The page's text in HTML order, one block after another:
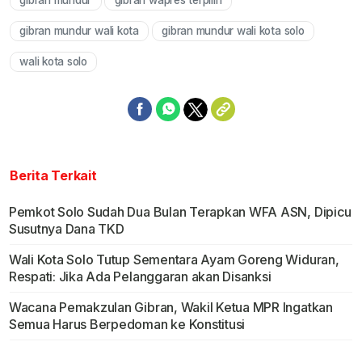
gibran mundur wali kota gibran mundur wali kota solo
wali kota solo
Berita Terkait
Pemkot Solo Sudah Dua Bulan Terapkan WFA ASN, Dipicu
Susutnya Dana TKD
Wali Kota Solo Tutup Sementara Ayam Goreng Widuran,
Respati: Jika Ada Pelanggaran akan Disanksi
Wacana Pemakzulan Gibran, Wakil Ketua MPR Ingatkan
Semua Harus Berpedoman ke Konstitusi